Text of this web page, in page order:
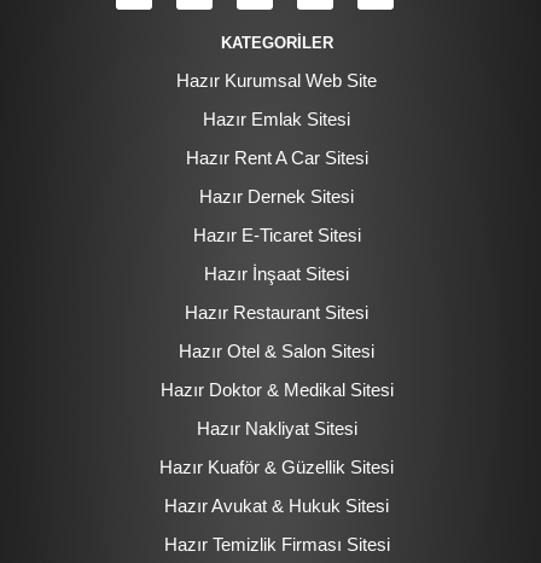
KATEGORİLER
Hazır Kurumsal Web Site
Hazır Emlak Sitesi
Hazır Rent A Car Sitesi
Hazır Dernek Sitesi
Hazır E-Ticaret Sitesi
Hazır İnşaat Sitesi
Hazır Restaurant Sitesi
Hazır Otel & Salon Sitesi
Hazır Doktor & Medikal Sitesi
Hazır Nakliyat Sitesi
Hazır Kuaför & Güzellik Sitesi
Hazır Avukat & Hukuk Sitesi
Hazır Temizlik Firması Sitesi